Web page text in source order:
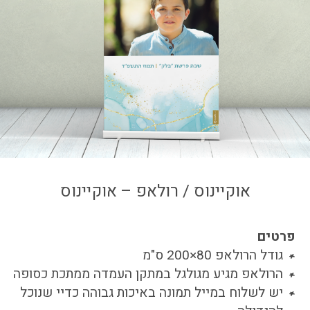
איזור אישי
אוקיינוס / רולאפ – אוקיינוס
פרטים
גודל הרולאפ 80×200 ס"מ
הרולאפ מגיע מגולגל במתקן העמדה ממתכת כסופה
יש לשלוח במייל תמונה באיכות גבוהה כדיי שנוכל